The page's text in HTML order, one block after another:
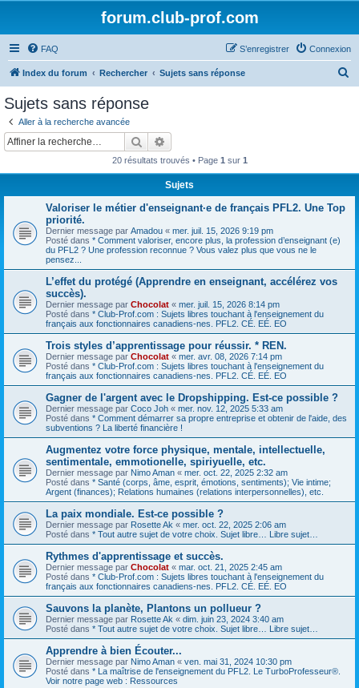
forum.club-prof.com
FAQ Connexion
S’enregistrer
Index du forum Rechercher Sujets sans réponse
Sujets sans réponse
Aller à la recherche avancée
Rechercher
20 résultats trouvés • Page 1 sur 1
Sujets
Valoriser le métier d'enseignant·e de français PFL2. Une Top
priorité.
Dernier message par Amadou « mer. juil. 15, 2026 9:19 pm
Posté dans * Comment valoriser, encore plus, la profession d’enseignant (e)
du PFL2 ? Une profession reconnue ? Vous valez plus que vous ne le
pensez...
L’effet du protégé (Apprendre en enseignant, accélérez vos
succès).
Dernier message par Chocolat « mer. juil. 15, 2026 8:14 pm
Posté dans * Club-Prof.com : Sujets libres touchant à l'enseignement du
français aux fonctionnaires canadiens-nes. PFL2. CÉ. EÉ. EO
Trois styles d’apprentissage pour réussir. * REN.
Dernier message par Chocolat « mer. avr. 08, 2026 7:14 pm
Posté dans * Club-Prof.com : Sujets libres touchant à l'enseignement du
français aux fonctionnaires canadiens-nes. PFL2. CÉ. EÉ. EO
Gagner de l'argent avec le Dropshipping. Est-ce possible ?
Dernier message par Coco Joh « mer. nov. 12, 2025 5:33 am
Posté dans * Comment démarrer sa propre entreprise et obtenir de l'aide, des
subventions ? La liberté financière !
Augmentez votre force physique, mentale, intellectuelle,
sentimentale, emmotionelle, spiriyuelle, etc.
Dernier message par Nimo Aman « mer. oct. 22, 2025 2:32 am
Posté dans * Santé (corps, âme, esprit, émotions, sentiments); Vie intime;
Argent (finances); Relations humaines (relations interpersonnelles), etc.
La paix mondiale. Est-ce possible ?
Dernier message par Rosette Ak « mer. oct. 22, 2025 2:06 am
Posté dans * Tout autre sujet de votre choix. Sujet libre… Libre sujet…
Rythmes d'apprentissage et succès.
Dernier message par Chocolat « mar. oct. 21, 2025 2:45 am
Posté dans * Club-Prof.com : Sujets libres touchant à l'enseignement du
français aux fonctionnaires canadiens-nes. PFL2. CÉ. EÉ. EO
Sauvons la planète, Plantons un pollueur ?
Dernier message par Rosette Ak « dim. juin 23, 2024 3:40 am
Posté dans * Tout autre sujet de votre choix. Sujet libre… Libre sujet…
Apprendre à bien Écouter...
Dernier message par Nimo Aman « ven. mai 31, 2024 10:30 pm
Posté dans * La maîtrise de l'enseignement du PFL2. Le TurboProfesseur®.
Voir notre page web : Ressources